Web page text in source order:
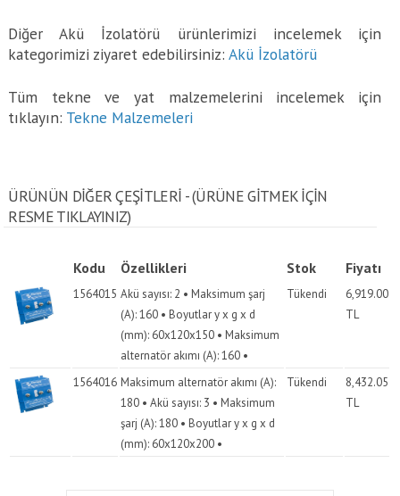
Diğer Akü İzolatörü ürünlerimizi incelemek için
kategorimizi ziyaret edebilirsiniz:Akü İzolatörü
Tüm tekne ve yat malzemelerini incelemek için
tıklayın: Tekne Malzemeleri
ÜRÜNÜN DİĞER ÇEŞİTLERİ - (ÜRÜNE GITMEK IÇIN
RESME TIKLAYINIZ)
Kodu Özellikleri Stok Fiyatı
1564015 Akü sayısı: 2 • Maksimum şarj
(A): 160 • Boyutlar y x g x d
(mm): 60x120x150 • Maksimum
alternatör akımı (A): 160 •
Tükendi
6,919.00
TL
1564016 Maksimum alternatör akımı (A):
180 • Akü sayısı: 3 • Maksimum
şarj (A): 180 • Boyutlar y x g x d
(mm): 60x120x200 •
Tükendi
8,432.05
TL